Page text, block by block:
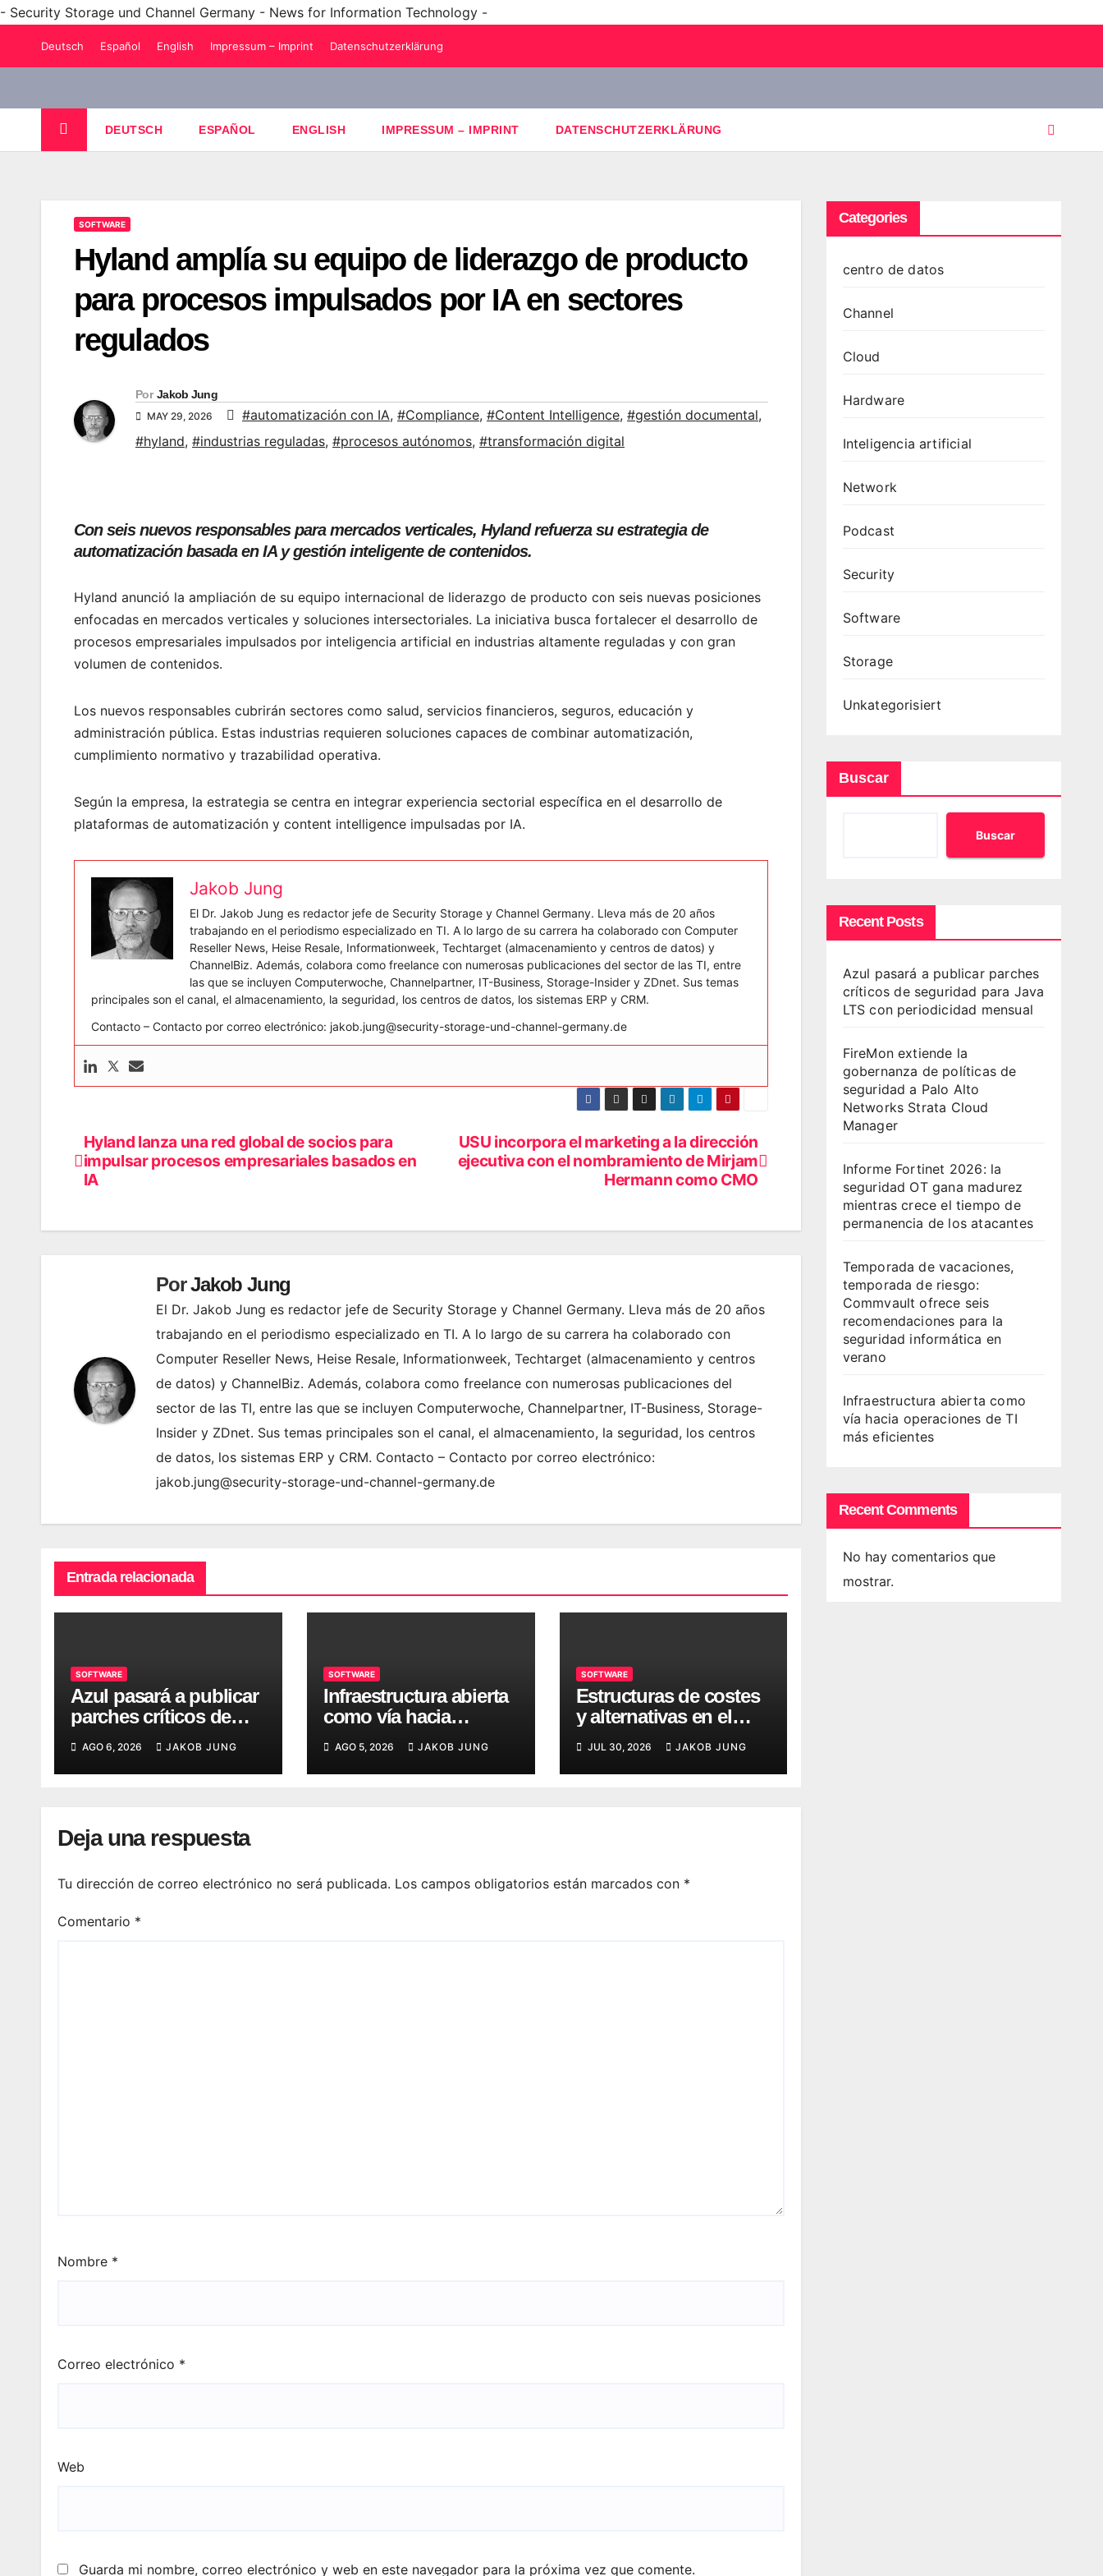
- Security Storage und Channel Germany - News for Information Technology -
Deutsch Español English Impressum – Imprint Datenschutzerklärung
DEUTSCH ESPAÑOL ENGLISH IMPRESSUM – IMPRINT DATENSCHUTZERKLÄRUNG
SOFTWARE
Hyland amplía su equipo de liderazgo de producto
para procesos impulsados por IA en sectores
regulados
Por Jakob Jung
MAY 29, 2026 #automatización con IA, #Compliance, #Content Intelligence, #gestión documental,
#hyland, #industrias reguladas, #procesos autónomos, #transformación digital
Con seis nuevos responsables para mercados verticales, Hyland refuerza su estrategia de
automatización basada en IA y gestión inteligente de contenidos.
Hyland anunció la ampliación de su equipo internacional de liderazgo de producto con seis nuevas posiciones
enfocadas en mercados verticales y soluciones intersectoriales. La iniciativa busca fortalecer el desarrollo de
procesos empresariales impulsados por inteligencia artificial en industrias altamente reguladas y con gran
volumen de contenidos.
Los nuevos responsables cubrirán sectores como salud, servicios financieros, seguros, educación y
administración pública. Estas industrias requieren soluciones capaces de combinar automatización,
cumplimiento normativo y trazabilidad operativa.
Según la empresa, la estrategia se centra en integrar experiencia sectorial específica en el desarrollo de
plataformas de automatización y content intelligence impulsadas por IA.
Jakob Jung
El Dr. Jakob Jung es redactor jefe de Security Storage y Channel Germany. Lleva más de 20 años
trabajando en el periodismo especializado en TI. A lo largo de su carrera ha colaborado con Computer
Reseller News, Heise Resale, Informationweek, Techtarget (almacenamiento y centros de datos) y
ChannelBiz. Además, colabora como freelance con numerosas publicaciones del sector de las TI, entre
las que se incluyen Computerwoche, Channelpartner, IT-Business, Storage-Insider y ZDnet. Sus temas
principales son el canal, el almacenamiento, la seguridad, los centros de datos, los sistemas ERP y CRM.
Contacto – Contacto por correo electrónico: jakob.jung@security-storage-und-channel-germany.de
Navegación
de
USU incorpora el marketing a la dirección
ejecutiva con el nombramiento de Mirjam
Hermann como CMO
Hyland lanza una red global de socios para
impulsar procesos empresariales basados en
IA
PorJakob Jung
El Dr. Jakob Jung es redactor jefe de Security Storage y Channel Germany. Lleva más de 20 años
trabajando en el periodismo especializado en TI. A lo largo de su carrera ha colaborado con
Computer Reseller News, Heise Resale, Informationweek, Techtarget (almacenamiento y centros
de datos) y ChannelBiz. Además, colabora como freelance con numerosas publicaciones del
sector de las TI, entre las que se incluyen Computerwoche, Channelpartner, IT-Business, Storage-
Insider y ZDnet. Sus temas principales son el canal, el almacenamiento, la seguridad, los centros
de datos, los sistemas ERP y CRM. Contacto – Contacto por correo electrónico:
jakob.jung@security-storage-und-channel-germany.de
Entrada relacionada
SOFTWARE
Azul pasará a publicar
parches críticos de
LTS con periodicidad
mensual
AGO 6, 2026 JAKOB JUNG
SOFTWARE
Infraestructura abierta
como vía hacia
eficientes
AGO 5, 2026 JAKOB JUNG
SOFTWARE
Estructuras de costes
y alternativas en el
VMware VCF
JUL 30, 2026 JAKOB JUNG
Deja una respuesta
Tu dirección de correo electrónico no será publicada. Los campos obligatorios están marcados con *
Comentario *
Nombre *
Correo electrónico *
Web
Guarda mi nombre, correo electrónico y web en este navegador para la próxima vez que comente.
Categories
centro de datos
Channel
Cloud
Hardware
Inteligencia artificial
Network
Podcast
Security
Software
Storage
Unkategorisiert
Buscar
Buscar
Recent Posts
Azul pasará a publicar parches
críticos de seguridad para Java
LTS con periodicidad mensual
FireMon extiende la
gobernanza de políticas de
seguridad a Palo Alto
Networks Strata Cloud
Manager
Informe Fortinet 2026: la
seguridad OT gana madurez
mientras crece el tiempo de
permanencia de los atacantes
Temporada de vacaciones,
temporada de riesgo:
Commvault ofrece seis
recomendaciones para la
seguridad informática en
verano
Infraestructura abierta como
vía hacia operaciones de TI
más eficientes
Recent Comments
No hay comentarios que
mostrar.